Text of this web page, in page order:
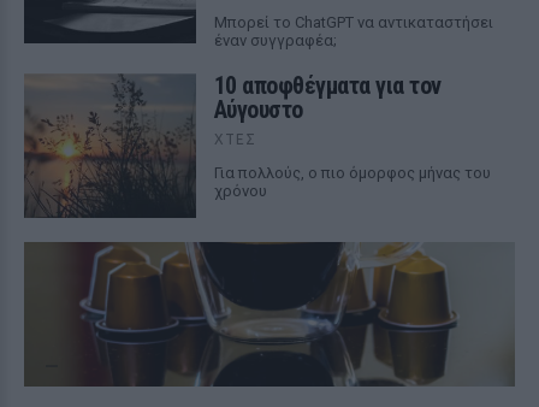
Mπορεί το ChatGPT να αντικαταστήσει
έναν συγγραφέα;
10 αποφθέγματα για τον
Αύγουστο
ΧΤΕΣ
Για πολλούς, ο πιο όμορφος μήνας του
χρόνου